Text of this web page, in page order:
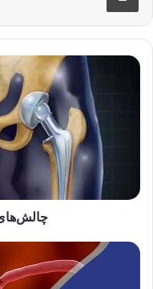
چالش‌های
بارداری